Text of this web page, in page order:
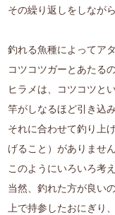
その繰り返しをしなが
釣れる魚種によってア
コツコツガーとあたる
ヒラメは、コツコツと
竿がしなるほど引き込み
それに合わせて釣り上
げること）がありません
このようにいろいろ考
当然、釣れた方が良い
上で持参したおにぎり